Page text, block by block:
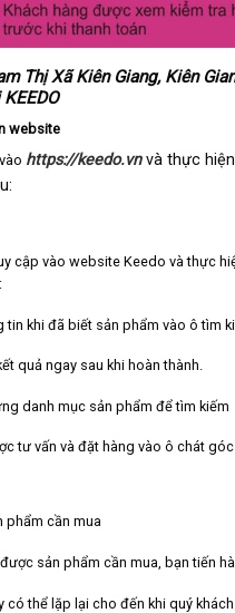
Thị Xã Kiên Giang, Kiên
website
https://keedo.vnvà thực
cập vào website Keedo và thực
tin khi đã biết sản phẩm vào ô tìm
quả ngay sau khi hoàn thành.
danh mục sản phẩm để tìm kiếm
tư vấn và đặt hàng vào ô chát
phẩm cần mua
sản phẩm cần mua, bạn tiến
có thể lặp lại cho đến khi quý